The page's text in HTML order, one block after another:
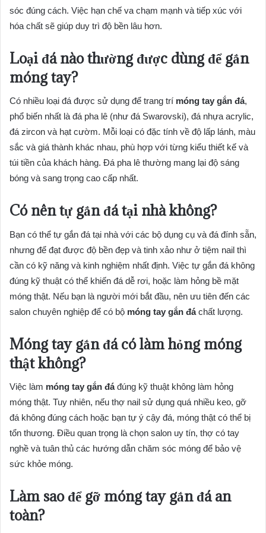
sóc đúng cách. Việc hạn chế va chạm mạnh và tiếp xúc với
hóa chất sẽ giúp duy trì độ bền lâu hơn.
Loại đá nào thường được dùng để gắn
móng tay?
Có nhiều loại đá được sử dụng để trang trí móng tay gắn đá,
phổ biến nhất là đá pha lê (như đá Swarovski), đá nhựa acrylic,
đá zircon và hạt cườm. Mỗi loại có đặc tính về độ lấp lánh, màu
sắc và giá thành khác nhau, phù hợp với từng kiểu thiết kế và
túi tiền của khách hàng. Đá pha lê thường mang lại độ sáng
bóng và sang trọng cao cấp nhất.
Có nên tự gắn đá tại nhà không?
Bạn có thể tự gắn đá tại nhà với các bộ dụng cụ và đá đính sẵn,
nhưng để đạt được độ bền đẹp và tinh xảo như ở tiệm nail thì
cần có kỹ năng và kinh nghiệm nhất định. Việc tự gắn đá không
đúng kỹ thuật có thể khiến đá dễ rơi, hoặc làm hỏng bề mặt
móng thật. Nếu bạn là người mới bắt đầu, nên ưu tiên đến các
salon chuyên nghiệp để có bộ móng tay gắn đáchất lượng.
Móng tay gắn đá có làm hỏng móng
thật không?
Việc làm móng tay gắn đáđúng kỹ thuật không làm hỏng
móng thật. Tuy nhiên, nếu thợ nail sử dụng quá nhiều keo, gỡ
đá không đúng cách hoặc bạn tự ý cậy đá, móng thật có thể bị
tổn thương. Điều quan trọng là chọn salon uy tín, thợ có tay
nghề và tuân thủ các hướng dẫn chăm sóc móng để bảo vệ
sức khỏe móng.
Làm sao để gỡ móng tay gắn đá an
toàn?